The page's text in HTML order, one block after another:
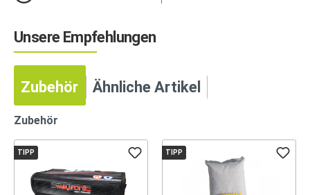
Unsere Empfehlungen
Zubehör Ähnliche Artikel
Zubehör
TIPP TIPP